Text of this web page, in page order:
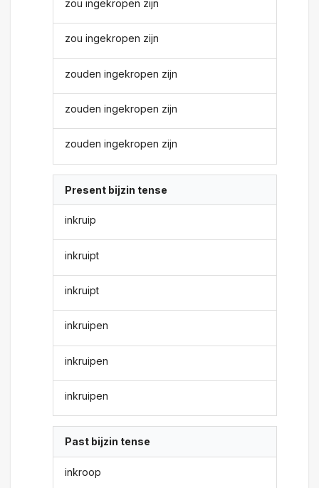
zou ingekropen zijn
zou ingekropen zijn
zouden ingekropen zijn
zouden ingekropen zijn
zouden ingekropen zijn
Present bijzin tense
inkruip
inkruipt
inkruipt
inkruipen
inkruipen
inkruipen
Past bijzin tense
inkroop